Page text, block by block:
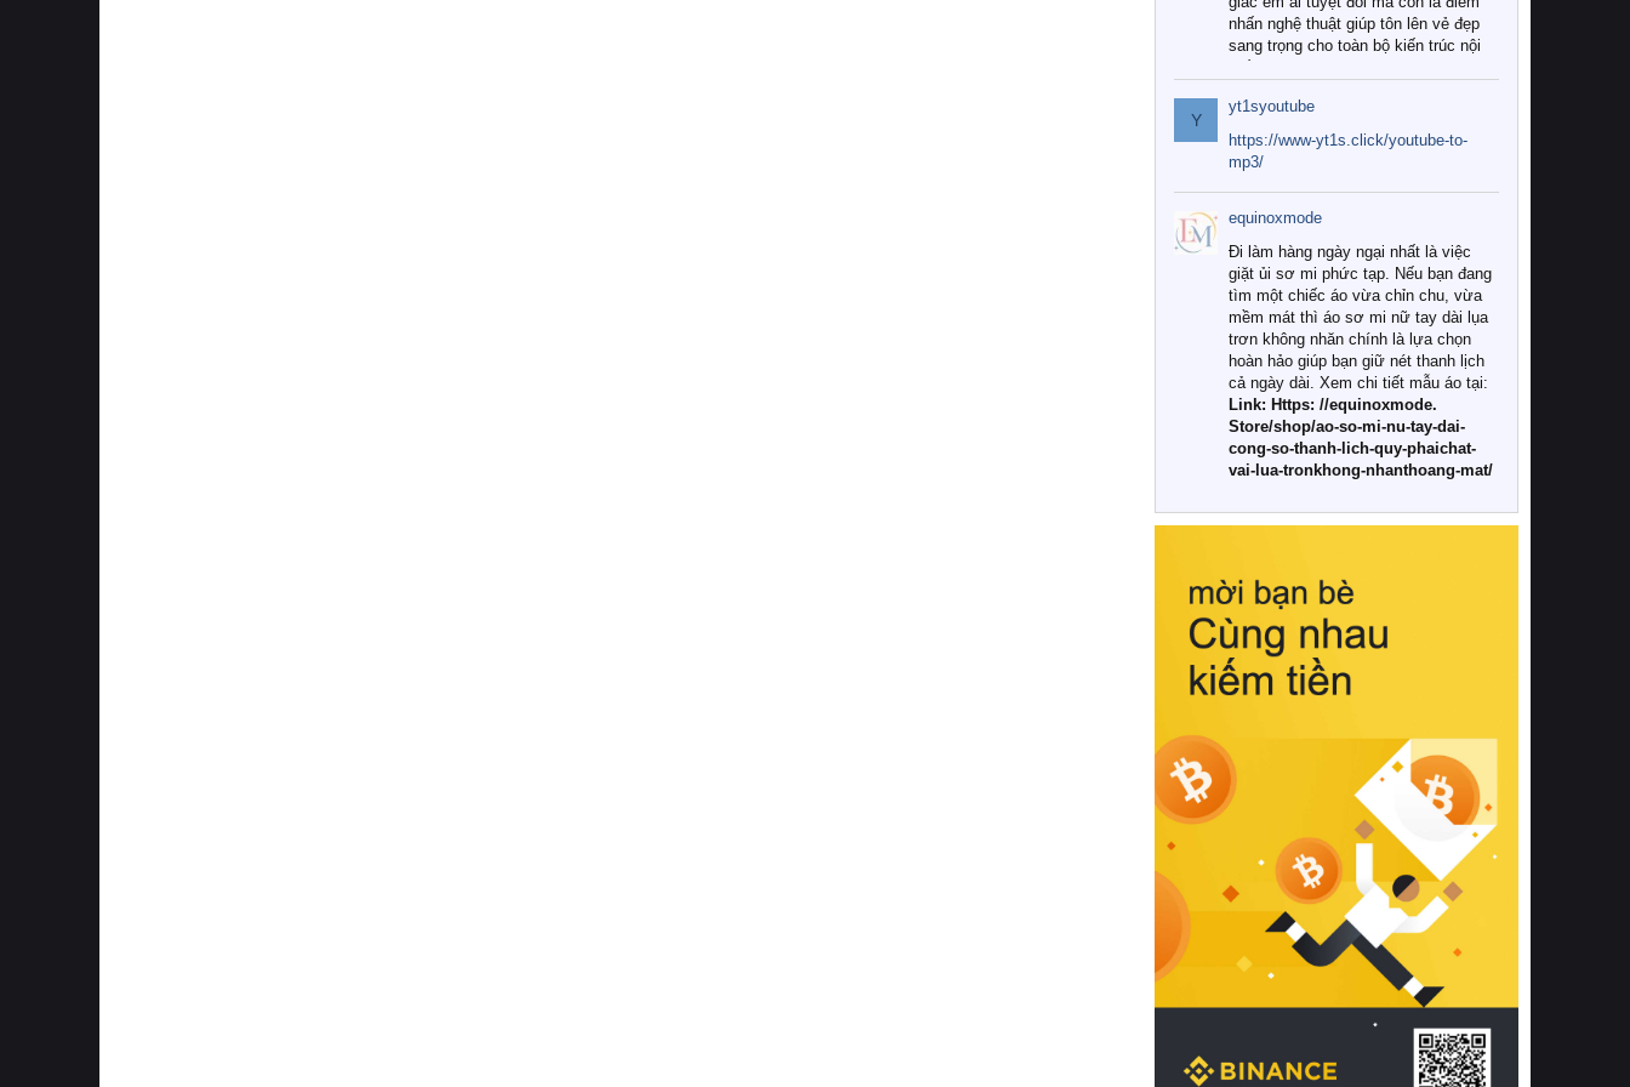
nhấn nghệ thuật giúp tôn lên vẻ đẹp
sang trọng cho toàn bộ kiến trúc nội
Tuy nhiên, giữa thị trường đa dạng
với vô vàn thương hiệu và mẫu mã
như hiện nay, làm thế nào để chọn
được những bộ chăn ga gối đệm cao
cấp thực sự chất lượng, phù hợp với
khí hậu và nhu cầu sử dụng của gia
đình? Hãy cùng chúng tôi đi tìm lời
giải đáp chi tiết qua bài viết dưới đây.
1. Tại sao các gia đình hiện đại lại ưa
chuộng chăn ga gối đệm cao cấp?
Khác với các dòng sản phẩm thông
thường, những bộ chăn ga gối đệm
cao cấp trải qua quy trình sản xuất
nghiêm ngặt từ khâu chọn lọc nguyên
liệu tự nhiên đến công nghệ dệt
nhuộm hiện đại không chứa hóa chất
này, bạn sẽ cảm nhận rõ rệt sự khác
hồi chuẩn xác của phần đệm nâng đỡ
cột sống.
Bên cạnh đó, việc lựa chọn các dòng
sản phẩm đạt chuẩn chất lượng quốc
tế còn giúp ngăn ngừa tình trạng kích
khuẩn và nấm mốc trong điều kiện
thời tiết nóng ẩm. Bạn có thể tìm hiểu
thêm các nghiên cứu khoa học về tác
động của giấc ngủ và môi trường
phòng ngủ đối với sức khỏe con
người tại Sleep Foundation (External
Link) để có cái nhìn toàn diện hơn.
2. Các tiêu chí vàng khi lựa chọn
chăn ga gối đệm cao cấp cho phòng
ngủ
Để sở hữu một bộ chăn ga gối đệm
cao cấp hoàn hảo cả về thẩm mỹ lẫn
công năng, người tiêu dùng cần cân
nhắc kỹ lưỡng các tiêu chí quan trọng
Y
yt1syoutube
https://www-yt1s.click/youtube-to-
mp3/
equinoxmode
Đi làm hàng ngày ngại nhất là việc
giặt ủi sơ mi phức tạp. Nếu bạn đang
tìm một chiếc áo vừa chỉn chu, vừa
mềm mát thì áo sơ mi nữ tay dài lụa
trơn không nhăn chính là lựa chọn
hoàn hảo giúp bạn giữ nét thanh lịch
cả ngày dài. Xem chi tiết mẫu áo tại:
Link: Https: //equinoxmode.
Store/shop/ao-so-mi-nu-tay-dai-
cong-so-thanh-lich-quy-phaichat-
vai-lua-tronkhong-nhanthoang-mat/